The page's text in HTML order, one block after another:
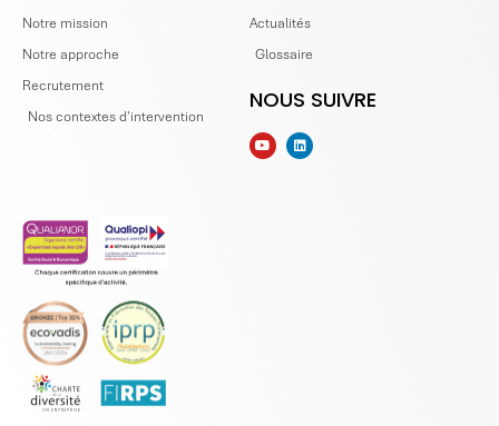
Notre mission
Notre approche
Recrutement
Nos contextes d'intervention
Actualités
Glossaire
NOUS SUIVRE